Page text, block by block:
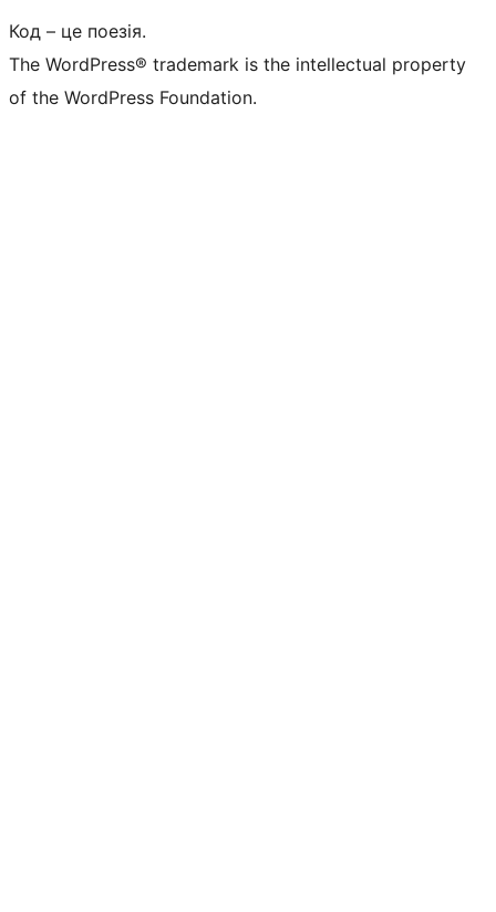
Код – це поезія.
The WordPress® trademark is the intellectual property
of the WordPress Foundation.